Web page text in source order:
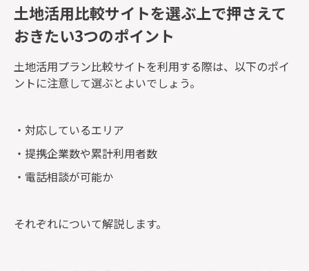
土地活用比較サイトを選ぶ上で押さえて
おきたい3つのポイント
土地活用プラン比較サイトを利用する際は、以下のポイ
ントに注意して選ぶとよいでしょう。
・対応しているエリア
・提携企業数や累計利用者数
・電話相談が可能か
それぞれについて解説します。